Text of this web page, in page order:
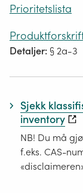
Prioritetslista
Detaljer: § 2a-3
Sjekk
inventory
NB! Du må
f.eks. CAS-